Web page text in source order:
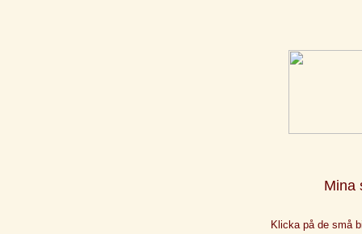
Mina
Klicka på de små